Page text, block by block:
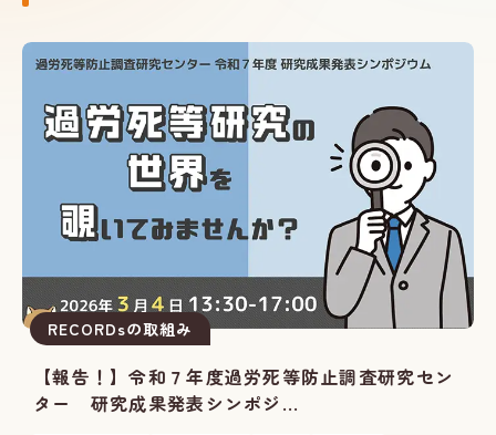
RECORDsの取組み
【報告！】令和７年度過労死等防止調査研究セン
ター 研究成果発表シンポジ...